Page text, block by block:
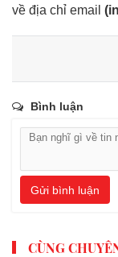
về địa chỉ email (
Bình luận
Gửi bình luận
CÙNG